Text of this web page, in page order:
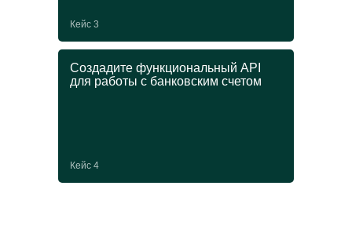
Кейс 3
Создадите функциональный API
для работы с банковским счетом
Кейс 4
Графический дизайн
от 250 000 ₽